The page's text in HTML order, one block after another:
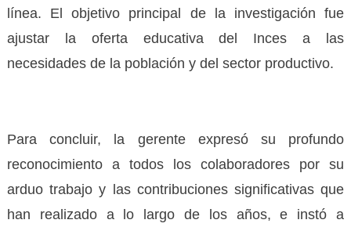
línea. El objetivo principal de la investigación fue
ajustar la oferta educativa del Inces a las
necesidades de la población y del sector productivo.
Para concluir, la gerente expresó su profundo
reconocimiento a todos los colaboradores por su
arduo trabajo y las contribuciones significativas que
han realizado a lo largo de los años, e instó a